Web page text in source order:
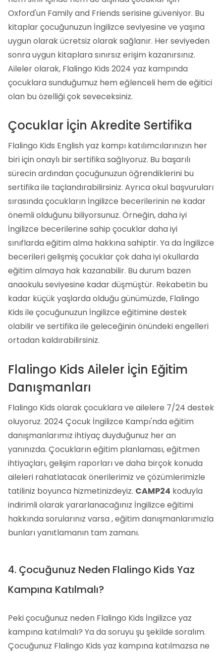
Oxford'un Family and Friends serisine güveniyor. Bu
kitaplar çocuğunuzun İngilizce seviyesine ve yaşına
uygun olarak ücretsiz olarak sağlanır. Her seviyeden
sonra uygun kitaplara sınırsız erişim kazanırsınız.
Aileler olarak, Flalingo Kids 2024 yaz kampında
çocuklara sunduğumuz hem eğlenceli hem de eğitici
olan bu özelliği çok seveceksiniz.
Çocuklar İçin Akredite Sertifika
Flalingo Kids English yaz kampı katılımcılarınızın her
biri için onaylı bir sertifika sağlıyoruz. Bu başarılı
sürecin ardından çocuğunuzun öğrendiklerini bu
sertifika ile taçlandırabilirsiniz. Ayrıca okul başvuruları
sırasında çocukların İngilizce becerilerinin ne kadar
önemli olduğunu biliyorsunuz. Örneğin, daha iyi
İngilizce becerilerine sahip çocuklar daha iyi
sınıflarda eğitim alma hakkına sahiptir. Ya da İngilizce
becerileri gelişmiş çocuklar çok daha iyi okullarda
eğitim almaya hak kazanabilir. Bu durum bazen
anaokulu seviyesine kadar düşmüştür. Rekabetin bu
kadar küçük yaşlarda olduğu günümüzde, Flalingo
Kids ile çocuğunuzun İngilizce eğitimine destek
olabilir ve sertifika ile geleceğinin önündeki engelleri
ortadan kaldırabilirsiniz.
Flalingo Kids Aileler İçin Eğitim
Danışmanları
Flalingo Kids olarak çocuklara ve ailelere 7/24 destek
oluyoruz. 2024 Çocuk İngilizce Kampı'nda eğitim
danışmanlarımız ihtiyaç duyduğunuz her an
yanınızda. Çocukların eğitim planlaması, eğitmen
ihtiyaçları, gelişim raporları ve daha birçok konuda
aileleri rahatlatacak önerilerimiz ve çözümlerimizle
tatiliniz boyunca hizmetinizdeyiz. CAMP24 koduyla
indirimli olarak yararlanacağınız İngilizce eğitimi
hakkında sorularınız varsa , eğitim danışmanlarımızla
bunları yanıtlamanın tam zamanı.
4. Çocuğunuz Neden Flalingo Kids Yaz
Kampına Katılmalı?
Peki çocuğunuz neden Flalingo Kids İngilizce yaz
kampına katılmalı? Ya da soruyu şu şekilde soralım.
Çocuğunuz Flalingo Kids yaz kampına katılmazsa ne